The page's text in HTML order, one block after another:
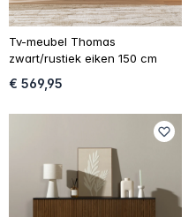
Tv-meubel Thomas
zwart/rustiek eiken 150 cm
€ 569,95